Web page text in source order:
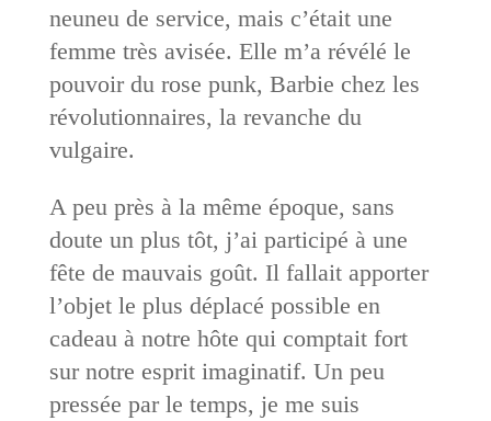
neuneu de service, mais c’était une
femme très avisée. Elle m’a révélé le
pouvoir du rose punk, Barbie chez les
révolutionnaires, la revanche du
vulgaire.
A peu près à la même époque, sans
doute un plus tôt, j’ai participé à une
fête de mauvais goût. Il fallait apporter
l’objet le plus déplacé possible en
cadeau à notre hôte qui comptait fort
sur notre esprit imaginatif. Un peu
pressée par le temps, je me suis